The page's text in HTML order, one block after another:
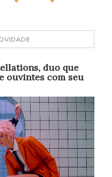
duo que
ouvintes com seu